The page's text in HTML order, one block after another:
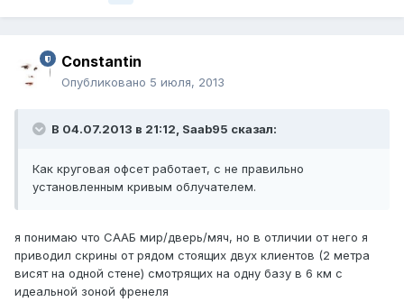
Constantin
Опубликовано 5 июля, 2013
В 04.07.2013 в 21:12, Saab95 сказал:
Как круговая офсет работает, с не правильно
установленным кривым облучателем.
я понимаю что СААБ мир/дверь/мяч, но в отличии от него я
приводил скрины от рядом стоящих двух клиентов (2 метра
висят на одной стене) смотрящих на одну базу в 6 км с
идеальной зоной френеля